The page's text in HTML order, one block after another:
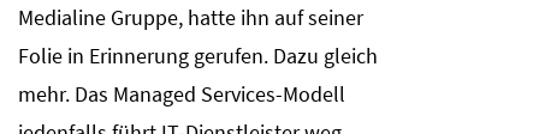
Medialine Gruppe, hatte ihn auf seiner
Folie in Erinnerung gerufen. Dazu gleich
mehr. Das Managed Services-Modell